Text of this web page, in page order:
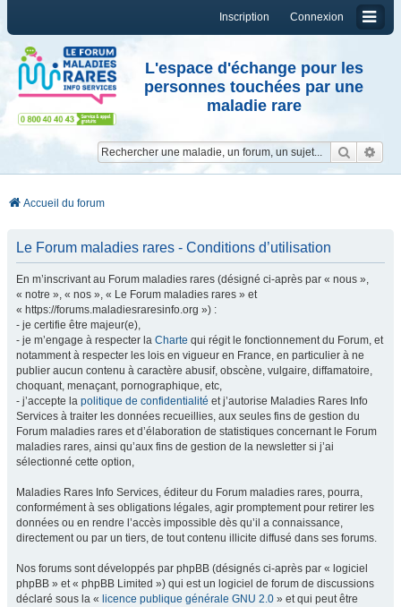
Connexion
Inscription
L'espace d'échange pour les
personnes touchées par une
maladie rare
Accueil du forum
Le Forum maladies rares - Conditions d’utilisation
En m’inscrivant au Forum maladies rares (désigné ci-après par « nous »,
« notre », « nos », « Le Forum maladies rares » et
« https://forums.maladiesraresinfo.org ») :
- je certifie être majeur(e),
- je m’engage à respecter la Charte qui régit le fonctionnement du Forum, et
notamment à respecter les lois en vigueur en France, en particulier à ne
publier aucun contenu à caractère abusif, obscène, vulgaire, diffamatoire,
choquant, menaçant, pornographique, etc,
- j’accepte la politique de confidentialité et j’autorise Maladies Rares Info
Services à traiter les données recueillies, aux seules fins de gestion du
Forum maladies rares et d’élaboration de statistiques concernant le Forum
maladies rares, ainsi qu’aux fins de gestion de la newsletter si j’ai
sélectionné cette option,
Maladies Rares Info Services, éditeur du Forum maladies rares, pourra,
conformément à ses obligations légales, agir promptement pour retirer les
données ou en rendre l’accès impossible dès qu’il a connaissance,
directement ou par un tiers, de tout contenu illicite diffusé dans ses forums.
Nos forums sont développés par phpBB (désignés ci-après par « logiciel
phpBB » et « phpBB Limited ») qui est un logiciel de forum de discussions
déclaré sous la « licence publique générale GNU 2.0 » et qui peut être